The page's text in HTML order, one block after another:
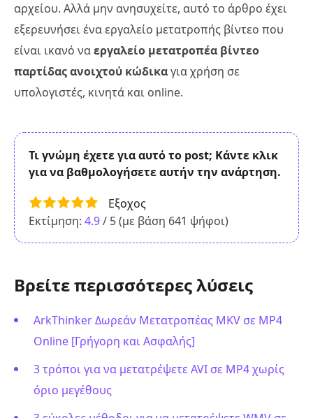
αρχείου. Αλλά μην ανησυχείτε, αυτό το άρθρο έχει
εξερευνήσει ένα εργαλείο μετατροπής βίντεο που
είναι ικανό ναεργαλείο μετατροπέα βίντεο
παρτίδας ανοιχτού κώδικαγια χρήση σε
υπολογιστές, κινητά και online.
Τι γνώμη έχετε για αυτό το post; Κάντε κλικ
για να βαθμολογήσετε αυτήν την ανάρτηση.
Εξοχος
Εκτίμηση: 4.9/ 5 (με βάση 641 ψήφοι)
Βρείτε περισσότερες λύσεις
ArkThinker Δωρεάν Μετατροπέας MKV σε MP4
Online [Γρήγορη και Ασφαλής]
3 τρόποι για να μετατρέψετε AVI σε MP4 χωρίς
όριο μεγέθους